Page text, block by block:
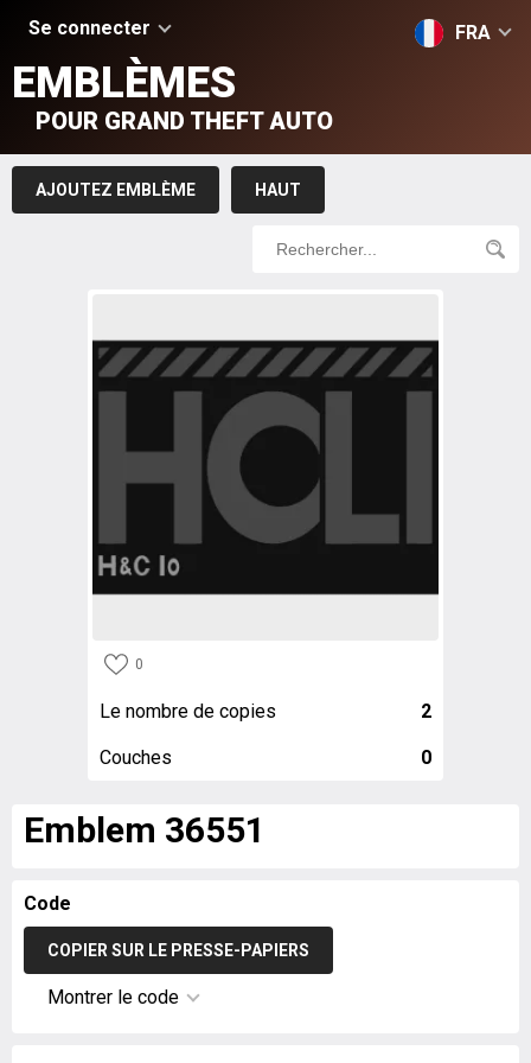
Se connecter FRA
EMBLÈMES
POUR GRAND THEFT AUTO
AJOUTEZ EMBLÈME HAUT
0
Le nombre de copies 2
Couches 0
Emblem 36551
Code
COPIER SUR LE PRESSE-PAPIERS
Montrer le code